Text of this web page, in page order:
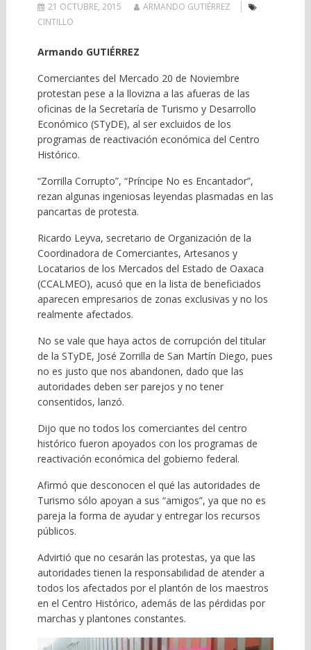
21 OCTUBRE, 2015
ARMANDO GUTIÉRREZ
CINTILLO
Armando GUTIÉRREZ
Comerciantes del Mercado 20 de Noviembre
protestan pese a la llovizna a las afueras de las
oficinas de la Secretaría de Turismo y Desarrollo
Económico (STyDE), al ser excluidos de los
programas de reactivación económica del Centro
Histórico.
“Zorrilla Corrupto”, “Príncipe No es Encantador”,
rezan algunas ingeniosas leyendas plasmadas en las
pancartas de protesta.
Ricardo Leyva, secretario de Organización de la
Coordinadora de Comerciantes, Artesanos y
Locatarios de los Mercados del Estado de Oaxaca
(CCALMEO), acusó que en la lista de beneficiados
aparecen empresarios de zonas exclusivas y no los
realmente afectados.
No se vale que haya actos de corrupción del titular
de la STyDE, José Zorrilla de San Martín Diego, pues
no es justo que nos abandonen, dado que las
autoridades deben ser parejos y no tener
consentidos, lanzó.
Dijo que no todos los comerciantes del centro
histórico fueron apoyados con los programas de
reactivación económica del gobierno federal.
Afirmó que desconocen el qué las autoridades de
Turismo sólo apoyan a sus “amigos”, ya que no es
pareja la forma de ayudar y entregar los recursos
públicos.
Advirtió que no cesarán las protestas, ya que las
autoridades tienen la responsabilidad de atender a
todos los afectados por el plantón de los maestros
en el Centro Histórico, además de las pérdidas por
marchas y plantones constantes.